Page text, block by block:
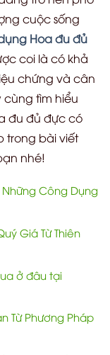
cuộc sống
Hoa đu đủ
coi là có khả
chứng và cân
tìm hiểu
đu đủ đực có
trong bài viết
nhé!
Công Dụng
Giá Từ Thiên
ở đâu tại
Từ Phương Pháp